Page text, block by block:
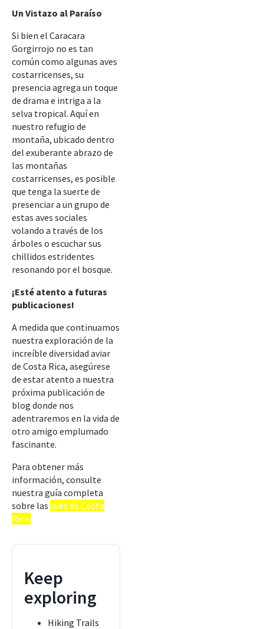
Un Vistazo al Paraíso
Si bien el Caracara
Gorgirrojo no es tan
común como algunas aves
costarricenses, su
presencia agrega un toque
de drama e intriga a la
selva tropical. Aquí en
nuestro refugio de
montaña, ubicado dentro
del exuberante abrazo de
las montañas
costarricenses, es posible
que tenga la suerte de
presenciar a un grupo de
estas aves sociales
volando a través de los
árboles o escuchar sus
chillidos estridentes
resonando por el bosque.
¡Esté atento a futuras
publicaciones!
A medida que continuamos
nuestra exploración de la
increíble diversidad aviar
de Costa Rica, asegúrese
de estar atento a nuestra
próxima publicación de
blog donde nos
adentraremos en la vida de
otro amigo emplumado
fascinante.
Para obtener más
información, consulte
nuestra guía completa
sobre las aves de Costa
Rica.
Keep
exploring
Hiking Trails